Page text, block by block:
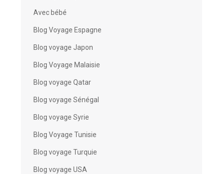
Avec bébé
Blog Voyage Espagne
Blog voyage Japon
Blog Voyage Malaisie
Blog voyage Qatar
Blog voyage Sénégal
Blog voyage Syrie
Blog Voyage Tunisie
Blog voyage Turquie
Blog voyage USA